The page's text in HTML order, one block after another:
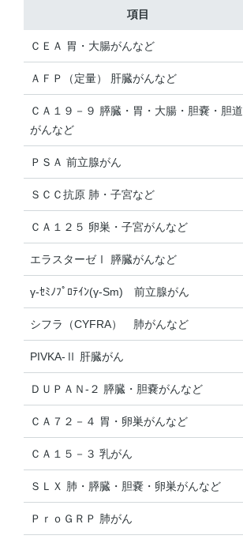
項目
ＣＥＡ 胃・大腸がんなど
ＡＦＰ（定量） 肝臓がんなど
ＣＡ１９－９ 膵臓・胃・大腸・胆嚢・胆道
がんなど
ＰＳＡ 前立腺がん
ＳＣＣ抗原 肺・子宮など
ＣＡ１２５ 卵巣・子宮がんなど
エラスターゼⅠ 膵臓がんなど
γ-ｾﾐﾉﾌﾟﾛﾃｲﾝ(γ-Sm) 前立腺がん
シフラ（CYFRA） 肺がんなど
PIVKA-Ⅱ 肝臓がん
ＤＵＰＡＮ-２ 膵臓・胆嚢がんなど
ＣＡ７２－４ 胃・卵巣がんなど
ＣＡ１５－３ 乳がん
ＳＬＸ 肺・膵臓・胆嚢・卵巣がんなど
ＰｒｏＧＲＰ 肺がん